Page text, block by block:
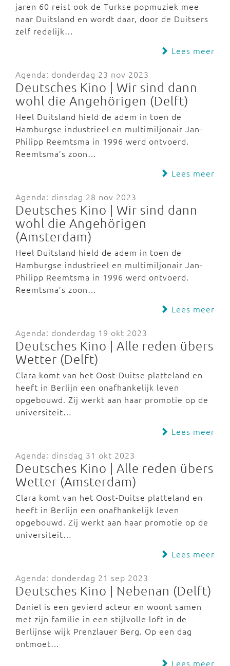
jaren 60 reist ook de Turkse popmuziek mee
naar Duitsland en wordt daar, door de Duitsers
zelf redelijk…
Lees meer
Agenda: donderdag 23 nov 2023
Deutsches Kino | Wir sind dann
wohl die Angehörigen (Delft)
Heel Duitsland hield de adem in toen de
Hamburgse industrieel en multimiljonair Jan-
Philipp Reemtsma in 1996 werd ontvoerd.
Reemtsma’s zoon…
Lees meer
Agenda: dinsdag 28 nov 2023
Deutsches Kino | Wir sind dann
wohl die Angehörigen
(Amsterdam)
Heel Duitsland hield de adem in toen de
Hamburgse industrieel en multimiljonair Jan-
Philipp Reemtsma in 1996 werd ontvoerd.
Reemtsma’s zoon…
Lees meer
Agenda: donderdag 19 okt 2023
Deutsches Kino | Alle reden übers
Wetter (Delft)
Clara komt van het Oost-Duitse platteland en
heeft in Berlijn een onafhankelijk leven
opgebouwd. Zij werkt aan haar promotie op de
universiteit…
Lees meer
Agenda: dinsdag 31 okt 2023
Deutsches Kino | Alle reden übers
Wetter (Amsterdam)
Clara komt van het Oost-Duitse platteland en
heeft in Berlijn een onafhankelijk leven
opgebouwd. Zij werkt aan haar promotie op de
universiteit…
Lees meer
Agenda: donderdag 21 sep 2023
Deutsches Kino | Nebenan (Delft)
Daniel is een gevierd acteur en woont samen
met zijn familie in een stijlvolle loft in de
Berlijnse wijk Prenzlauer Berg. Op een dag
ontmoet…
Lees meer